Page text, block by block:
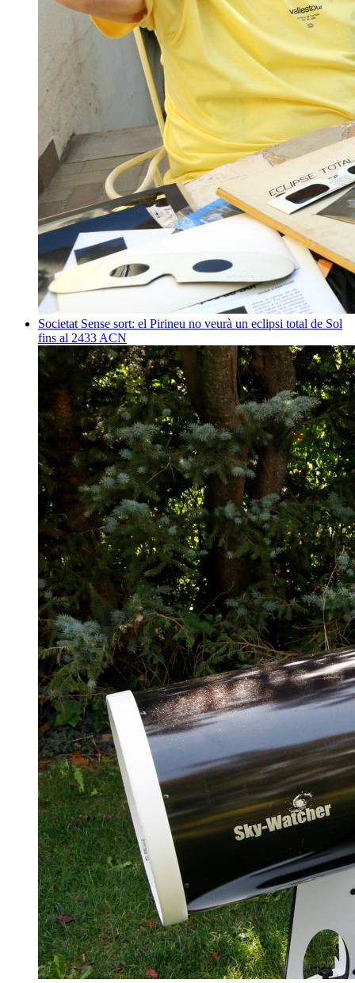
Societat Sense sort: el Pirineu no veurà un eclipsi total de Sol
fins al 2433 ACN